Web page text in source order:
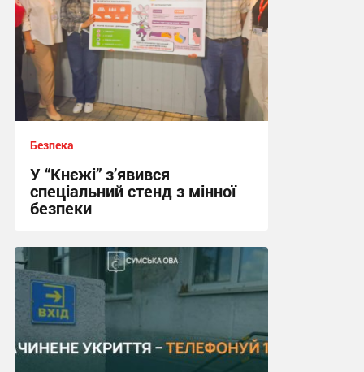
Безпека
У “Кнєжі” з’явився
спеціальний стенд з мінної
безпеки
17:24, 14.07.2026